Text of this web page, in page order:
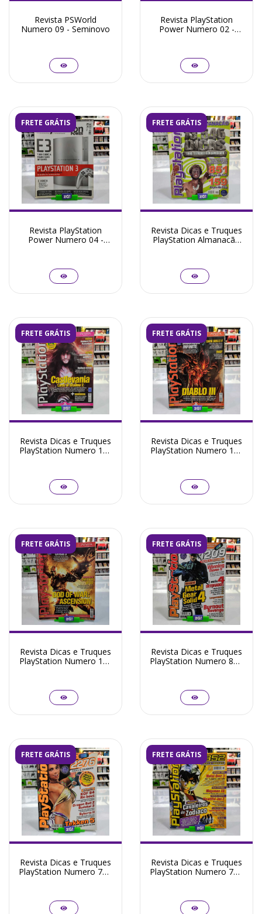
Revista PSWorld
Numero 09 - Seminovo
Revista PlayStation
Power Numero 02 -
FRETE GRÁTIS
Revista PlayStation
Power Numero 04 -
FRETE GRÁTIS
Revista Dicas e Truques
PlayStation Almanacão
FRETE GRÁTIS
Revista Dicas e Truques
PlayStation Numero 176
FRETE GRÁTIS
Revista Dicas e Truques
PlayStation Numero 175
FRETE GRÁTIS
Revista Dicas e Truques
PlayStation Numero 174
FRETE GRÁTIS
Revista Dicas e Truques
PlayStation Numero 81 -
FRETE GRÁTIS
Revista Dicas e Truques
PlayStation Numero 73 -
FRETE GRÁTIS
Revista Dicas e Truques
PlayStation Numero 72 -